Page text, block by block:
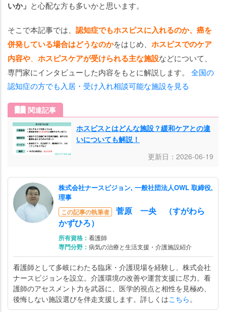
いか」 と心配な方も多いかと思います。
そこで本記事では、 認知症でもホスピスに入れるのか、癌を
併発している場合はどうなのかをはじめ、 ホスピスでのケア
内容や
ホスピスケアが受けられる主な施設などについて、
専門家にインタビューした内容をもとに解説します。 全国の
認知症の方でも入居・受け入れ相談可能な施設を見る
関連記事
ホスピスとはどんな施設？緩和ケアとの違
いについても解説！
更新日：2026-06-19
株式会社ナースビジョン, 一般社団法人OWL 取締役,
理事
この記事の執筆者
菅原 一央 （すがわら
かずひろ）
所有資格： 看護師
専門分野： 病気の治療と生活支援・介護施設紹介
看護師として多岐にわたる臨床・介護現場を経験し、株式会社
ナースビジョンを設立。介護環境の改善や運営支援に尽力。看
護師のアセスメント力を武器に、医学的視点と相性を見極め、
後悔しない施設選びを伴走支援します。詳しくはこちら。
ス
【簡
単診
断】
ご本
人の
状態
に合
った
施設
と
「受
れの
可能
性」
がわ
か
認
知
症
の
方